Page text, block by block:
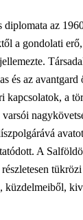
az
a gondolati
és az
kapcsolatok, a
A